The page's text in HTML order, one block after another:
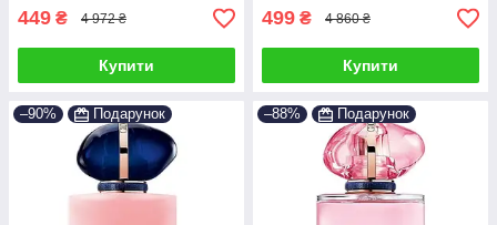
449 ₴ 4 972 ₴
Купити
499 ₴ 4 860 ₴
Купити
–90% Подарунок –88% Подарунок